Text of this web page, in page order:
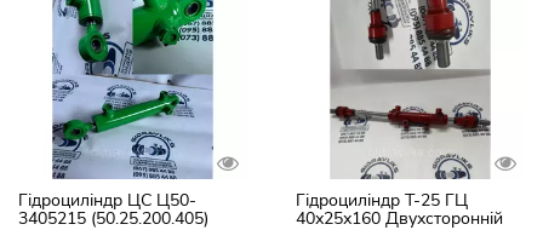
Гідроциліндр ЦС Ц50-
3405215 (50.25.200.405)
Гідроциліндр Т-25 ГЦ
40х25х160 Двухсторонній